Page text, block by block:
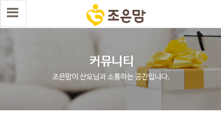
select wr_id, wr_subject from g5_write_m05_04 where wr_is_comment
= 0 and wr_datetime <= '2026-03-13 15:44:51' and wr_id <> '2697'
order by wr_datetime desc limit 1 asdasf